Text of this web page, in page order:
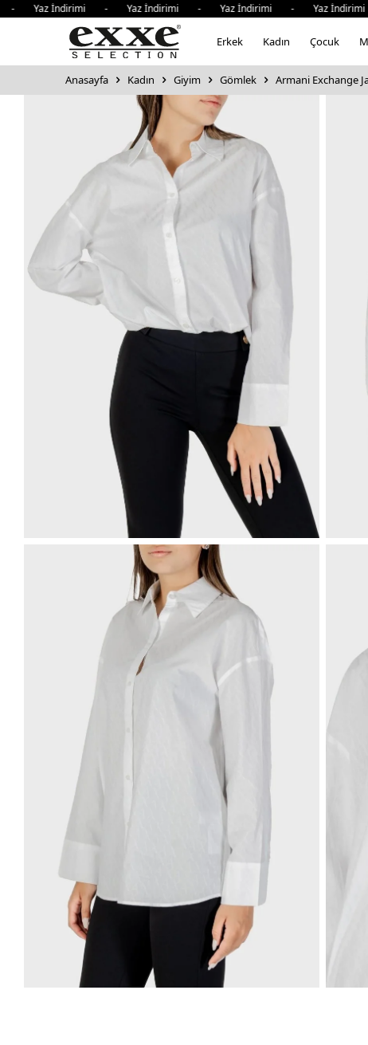
İndirimi - Yaz İndirimi - Yaz İndirimi - Yaz
Erkek Kadın Çocuk
Anasayfa Kadın Giyim Gömlek Armani Exchange